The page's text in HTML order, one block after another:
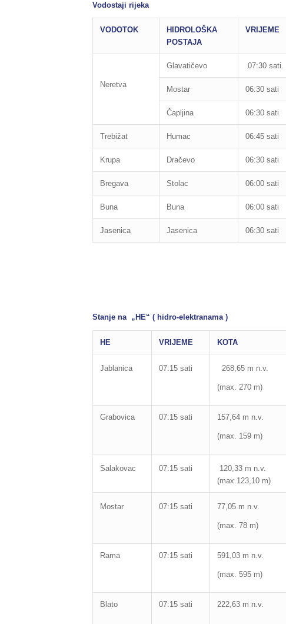
Vodostaji rijeka
VODOTOK
HIDROLOŠKA
POSTAJA
VRIJEME
Neretva
Glavatičevo 07:30 sati.
Mostar 06:30 sati
Čapljina 06:30 sati
Trebižat Humac 06:45 sati
Krupa Dračevo 06:30 sati
Bregava Stolac 06:00 sati
Buna Buna 06:00 sati
Jasenica Jasenica 06:30 sati
Stanje na „HE“ ( hidro-elektranama )
HE VRIJEME KOTA
Jablanica 07:15 sati 268,65 m n.v.
(max. 270 m)
Grabovica 07:15 sati 157,64 m n.v.
(max. 159 m)
Salakovac 07:15 sati
120,33 m n.v.
(max.123,10 m)
Mostar 07:15 sati 77,05 m n.v.
(max. 78 m)
Rama 07:15 sati 591,03 m n.v.
(max. 595 m)
Blato 07:15 sati 222,63 m n.v.